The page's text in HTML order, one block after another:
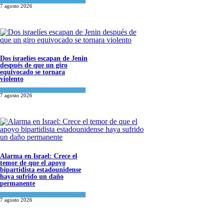
7 agosto 2026
Dos israelíes escapan de Jenin
después de que un giro
equivocado se tornara
violento
7 agosto 2026
Alarma en Israel: Crece el
temor de que el apoyo
bipartidista estadounidense
haya sufrido un daño
permanente
7 agosto 2026